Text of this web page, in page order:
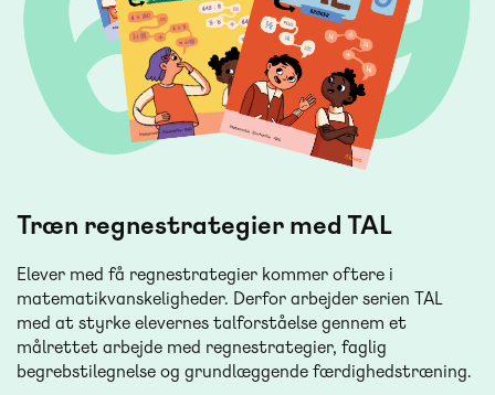
Træn regnestrategier med TAL
Elever med få regnestrategier kommer oftere i
matematikvanskeligheder. Derfor arbejder serien TAL
med at styrke elevernes talforståelse gennem et
målrettet arbejde med regnestrategier, faglig
begrebstilegnelse og grundlæggende færdighedstræning.